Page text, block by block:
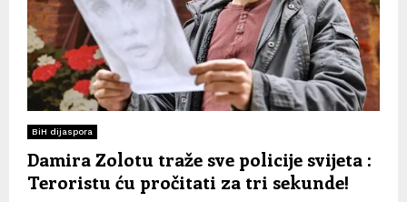
BiH dijaspora
Damira Zolotu traže sve policije svijeta :
Teroristu ću pročitati za tri sekunde!